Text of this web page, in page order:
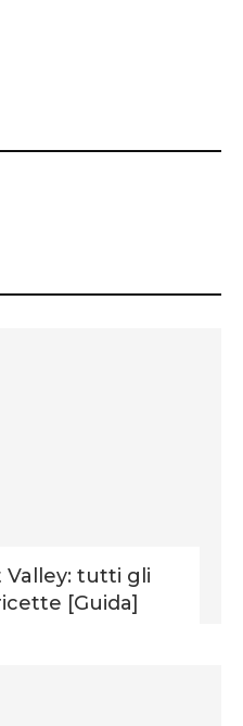
Valley: tutti gli
[Guida]